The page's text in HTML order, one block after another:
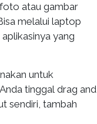
atau gambar
melalui laptop
yang
untuk
tinggal drag and
sendiri, tambah